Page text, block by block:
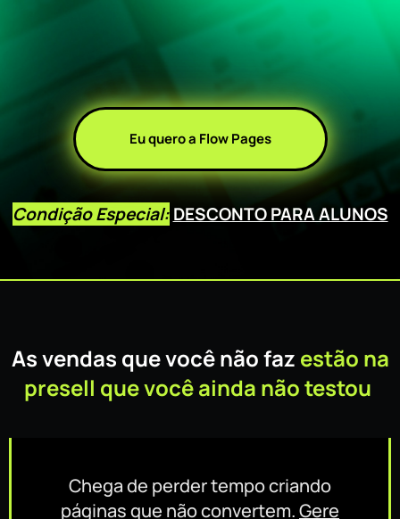
Eu quero a Flow Pages
Condição Especial: DESCONTO PARA ALUNOS
As vendas que você não faz estão na
presell que você ainda não testou
Chega de perder tempo criando
páginas que não convertem.Gere